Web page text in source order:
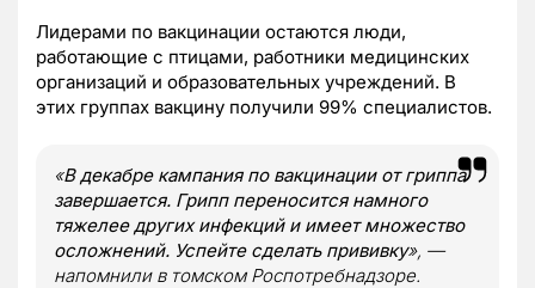
Лидерами по вакцинации остаются люди,
работающие с птицами, работники медицинских
организаций и образовательных учреждений. В
этих группах вакцину получили 99% специалистов.
«В декабре кампания по вакцинации от гриппа
завершается. Грипп переносится намного
тяжелее других инфекций и имеет множество
осложнений. Успейте сделать прививку», —
напомнили в томском Роспотребнадзоре.